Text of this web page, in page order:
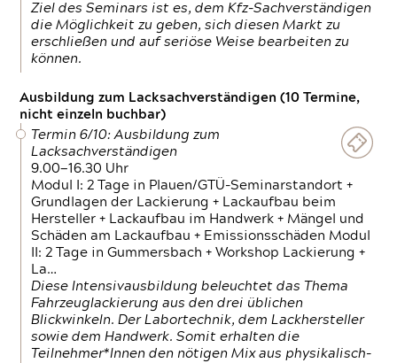
Ziel des Seminars ist es, dem Kfz-Sachverständigen
die Möglichkeit zu geben, sich diesen Markt zu
erschließen und auf seriöse Weise bearbeiten zu
können.
Ausbildung zum Lacksachverständigen (10 Termine,
nicht einzeln buchbar)
Termin 6/10: Ausbildung zum
Lacksachverständigen
9.00—16.30 Uhr
Modul I: 2 Tage in Plauen/GTÜ-Seminarstandort +
Grundlagen der Lackierung + Lackaufbau beim
Hersteller + Lackaufbau im Handwerk + Mängel und
Schäden am Lackaufbau + Emissionsschäden Modul
II: 2 Tage in Gummersbach + Workshop Lackierung +
La…
Diese Intensivausbildung beleuchtet das Thema
Fahrzeuglackierung aus den drei üblichen
Blickwinkeln. Der Labortechnik, dem Lackhersteller
sowie dem Handwerk. Somit erhalten die
Teilnehmer*Innen den nötigen Mix aus physikalisch-